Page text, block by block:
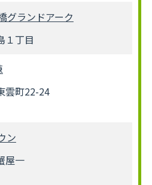
グランドアーク
１丁目
雲町22-24
ン
屋一